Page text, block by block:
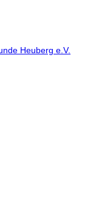
Heuberg e.V.